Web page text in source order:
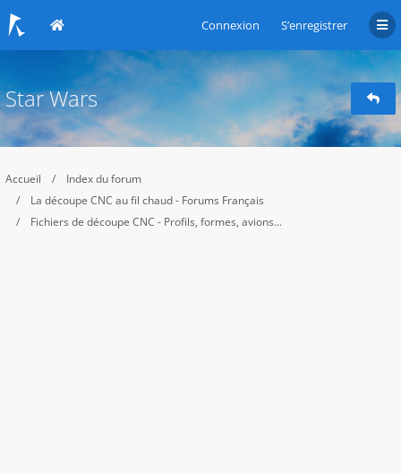
Connexion S’enregistrer
Star Wars
Accueil
Index du forum
La découpe CNC au fil chaud - Forums Français
Fichiers de découpe CNC - Profils, formes, avions...